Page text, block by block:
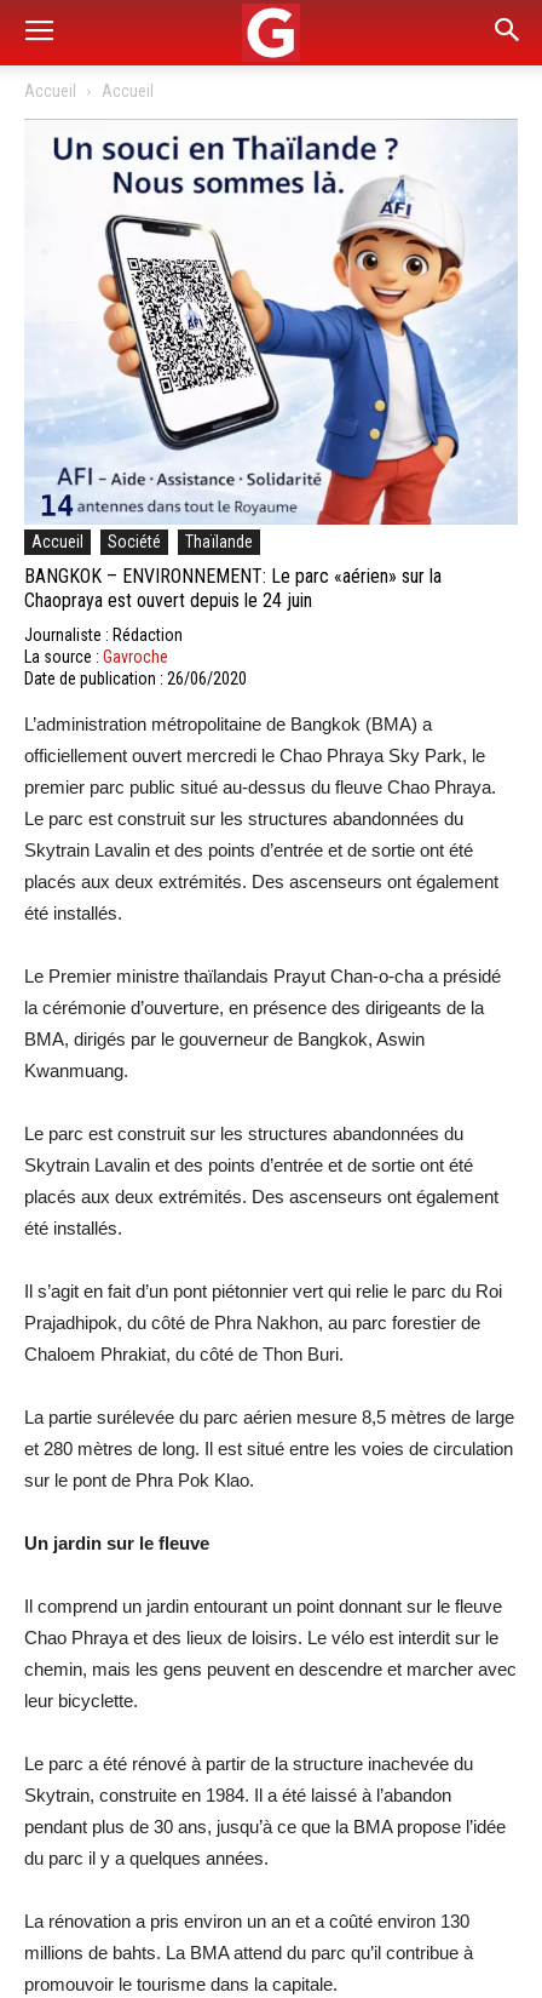
Accueil Accueil
Accueil Société Thaïlande
BANGKOK – ENVIRONNEMENT: Le parc «aérien» sur la
Chaopraya est ouvert depuis le 24 juin
Journaliste : Rédaction
La source : Gavroche
Date de publication : 26/06/2020
L’administration métropolitaine de Bangkok (BMA) a
officiellement ouvert mercredi le Chao Phraya Sky Park, le
premier parc public situé au-dessus du fleuve Chao Phraya.
Le parc est construit sur les structures abandonnées du
Skytrain Lavalin et des points d’entrée et de sortie ont été
placés aux deux extrémités. Des ascenseurs ont également
été installés.
Le Premier ministre thaïlandais Prayut Chan-o-cha a présidé
la cérémonie d’ouverture, en présence des dirigeants de la
BMA, dirigés par le gouverneur de Bangkok, Aswin
Kwanmuang.
Le parc est construit sur les structures abandonnées du
Skytrain Lavalin et des points d’entrée et de sortie ont été
placés aux deux extrémités. Des ascenseurs ont également
été installés.
Il s’agit en fait d’un pont piétonnier vert qui relie le parc du Roi
Prajadhipok, du côté de Phra Nakhon, au parc forestier de
Chaloem Phrakiat, du côté de Thon Buri.
La partie surélevée du parc aérien mesure 8,5 mètres de large
et 280 mètres de long. Il est situé entre les voies de circulation
sur le pont de Phra Pok Klao.
Un jardin sur le fleuve
Il comprend un jardin entourant un point donnant sur le fleuve
Chao Phraya et des lieux de loisirs. Le vélo est interdit sur le
chemin, mais les gens peuvent en descendre et marcher avec
leur bicyclette.
Le parc a été rénové à partir de la structure inachevée du
Skytrain, construite en 1984. Il a été laissé à l’abandon
pendant plus de 30 ans, jusqu’à ce que la BMA propose l’idée
du parc il y a quelques années.
La rénovation a pris environ un an et a coûté environ 130
millions de bahts. La BMA attend du parc qu’il contribue à
promouvoir le tourisme dans la capitale.